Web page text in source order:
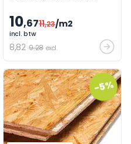
duurzame, veelzijdige plaat
gemaakt van FSC-
gecertificeerd hout, ideaal
voor tal van bouwprojecten.
10,6711,23/m2
incl. btw
8,82 9.28 excl.
-5%